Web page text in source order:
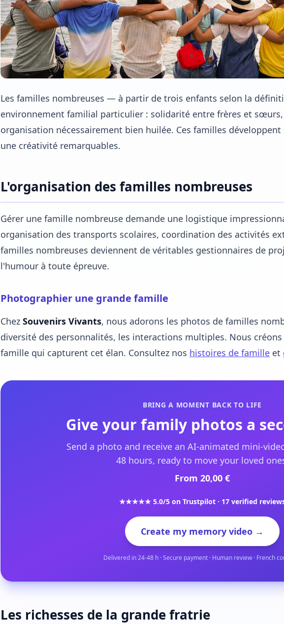
Les familles nombreuses — à partir de trois enfants selon la
environnement familial particulier : solidarité entre frères et
organisation nécessairement bien huilée. Ces familles
une créativité remarquables.
L'organisation des familles nombreuses
Gérer une famille nombreuse demande une logistique
organisation des transports scolaires, coordination des activités
familles nombreuses deviennent de véritables gestionnaires de
l'humour à toute épreuve.
Photographier une grande famille
Chez Souvenirs Vivants, nous adorons les photos de familles
diversité des personnalités, les interactions multiples. Nous
famille qui capturent cet élan. Consultez nos histoires de famille et
BRING A MOMENT BACK TO LIFE
Give your family photos a
Send a photo and receive an AI-animated mini-
48 hours, ready to move your loved
From 20,00 €
★★★★★ 5.0/5 on Trustpilot · 17 verified
Create my memory video →
Delivered in 24-48 h · Secure payment · Human review · French
Les richesses de la grande fratrie